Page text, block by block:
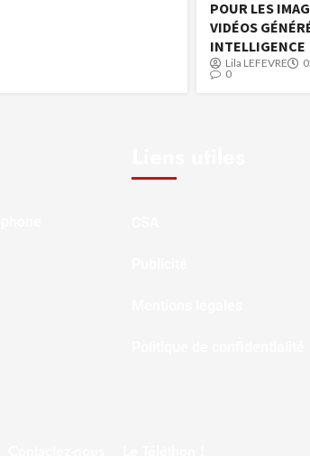
POUR LES
VIDÉOS
INTELLIGENCE
Lila LEFEVRE
0